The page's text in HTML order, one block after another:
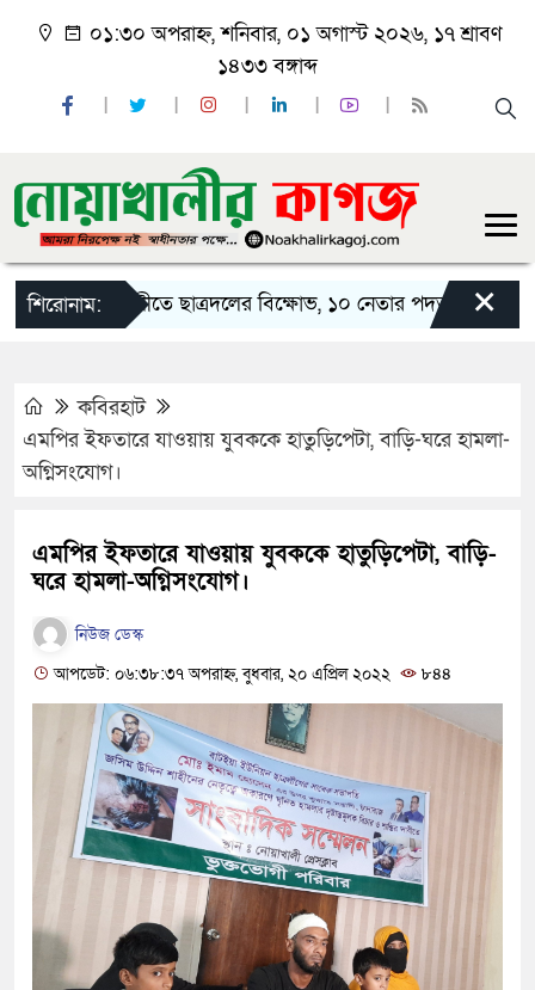
০১:৩০ অপরাহ্ন, শনিবার, ০১ অগাস্ট ২০২৬, ১৭ শ্রাবণ
১৪৩৩ বঙ্গাব্দ
শিরোনাম:
নোয়াখালীতে ছাত্রদলের বিক্ষোভ, ১০ নেতার পদত্যাগ ×
কবিরহাট
এমপির ইফতারে যাওয়ায় যুবককে হাতুড়িপেটা, বাড়ি-ঘরে হামলা-
অগ্নিসংযোগ।
এমপির ইফতারে যাওয়ায় যুবককে হাতুড়িপেটা, বাড়ি-
ঘরে হামলা-অগ্নিসংযোগ।
নিউজ ডেস্ক
আপডেট: ০৬:৩৮:৩৭ অপরাহ্ন, বুধবার, ২০ এপ্রিল ২০২২
৮৪৪